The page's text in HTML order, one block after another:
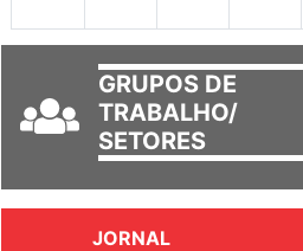
GRUPOS DE
TRABALHO/
SETORES
JORNAL